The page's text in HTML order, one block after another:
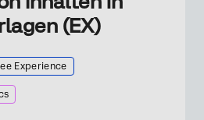
(EX)
Experience